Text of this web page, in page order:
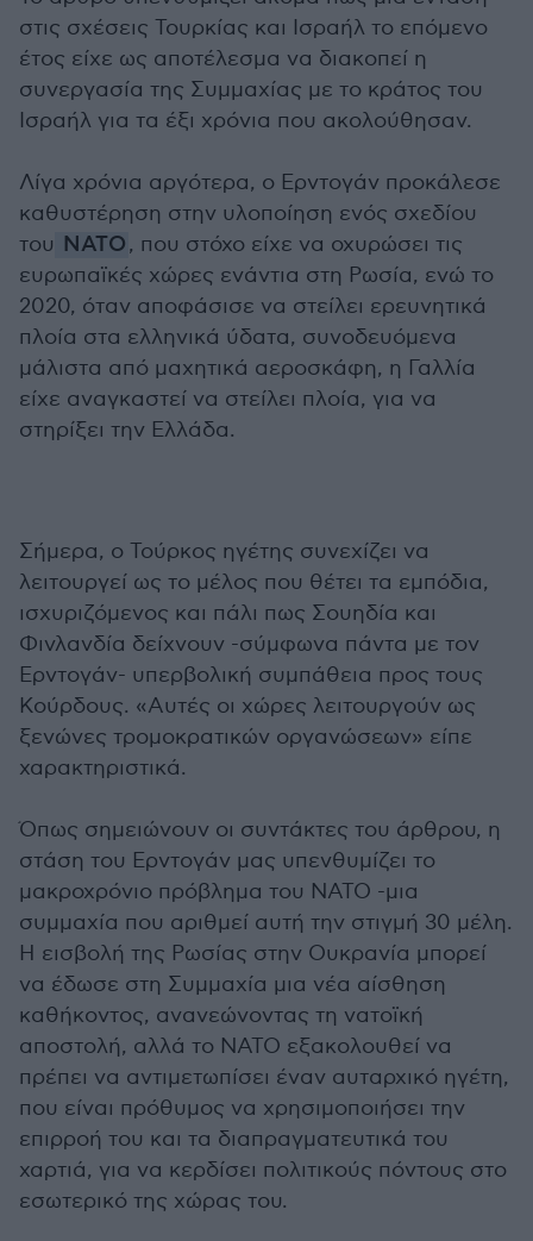
στις σχέσεις Τουρκίας και Ισραήλ το επόμενο
έτος είχε ως αποτέλεσμα να διακοπεί η
συνεργασία της Συμμαχίας με το κράτος του
Ισραήλ για τα έξι χρόνια που ακολούθησαν.
Λίγα χρόνια αργότερα, ο Ερντογάν προκάλεσε
καθυστέρηση στην υλοποίηση ενός σχεδίου
του ΝΑΤΟ, που στόχο είχε να οχυρώσει τις
ευρωπαϊκές χώρες ενάντια στη Ρωσία, ενώ το
2020, όταν αποφάσισε να στείλει ερευνητικά
πλοία στα ελληνικά ύδατα, συνοδευόμενα
μάλιστα από μαχητικά αεροσκάφη, η Γαλλία
είχε αναγκαστεί να στείλει πλοία, για να
στηρίξει την Ελλάδα.
Σήμερα, ο Τούρκος ηγέτης συνεχίζει να
λειτουργεί ως το μέλος που θέτει τα εμπόδια,
ισχυριζόμενος και πάλι πως Σουηδία και
Φινλανδία δείχνουν -σύμφωνα πάντα με τον
Ερντογάν- υπερβολική συμπάθεια προς τους
Κούρδους. «Αυτές οι χώρες λειτουργούν ως
ξενώνες τρομοκρατικών οργανώσεων» είπε
χαρακτηριστικά.
Όπως σημειώνουν οι συντάκτες του άρθρου, η
στάση του Ερντογάν μας υπενθυμίζει το
μακροχρόνιο πρόβλημα του ΝΑΤΟ -μια
συμμαχία που αριθμεί αυτή την στιγμή 30 μέλη.
Η εισβολή της Ρωσίας στην Ουκρανία μπορεί
να έδωσε στη Συμμαχία μια νέα αίσθηση
καθήκοντος, ανανεώνοντας τη νατοϊκή
αποστολή, αλλά το ΝΑΤΟ εξακολουθεί να
πρέπει να αντιμετωπίσει έναν αυταρχικό ηγέτη,
που είναι πρόθυμος να χρησιμοποιήσει την
επιρροή του και τα διαπραγματευτικά του
χαρτιά, για να κερδίσει πολιτικούς πόντους στο
εσωτερικό της χώρας του.